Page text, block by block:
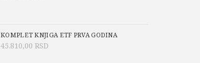
KOMPLET KNJIGA ETF PRVA GODINA
45.810,00 RSD